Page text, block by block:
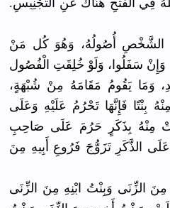
فِي الْفَتْحِ هُنَاكَ عَنِ التَّجْنِيسِ.
الشَّخْصِ أُصُولُهُ، وَهُوَ كُل مَنْ
وَإِنْ سَفَلُوا، وَلَوْ خُلِقَتِ الْفُصُول
وَمَا يَقُومُ مَقَامَهُ مِنْ شُبْهَةٍ،
بِنْتًا فَإِنَّهَا تَحْرُمُ عَلَيْهِ وَعَلَى
مِنْهُ بِذَكَرٍ حَرُمَ عَلَى صَاحِبِ
عَلَى الذَّكَرِ تَزَوُّجَ فَرُوعِ أَبِيهِ مِنَ
مِنَ الزِّنَى وَبِنْتُ ابْنِهِ مِنَ الزِّنَى